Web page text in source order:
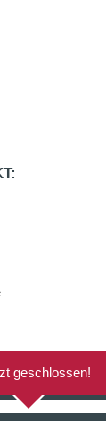
geschlossen!